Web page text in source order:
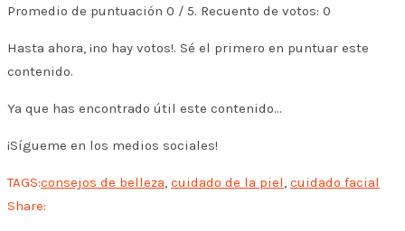
Promedio de puntuación 0 / 5. Recuento de votos: 0
Hasta ahora, ¡no hay votos!. Sé el primero en puntuar este
contenido.
Ya que has encontrado útil este contenido...
¡Sígueme en los medios sociales!
TAGS:consejos de belleza, cuidado de la piel, cuidado facial
Share: